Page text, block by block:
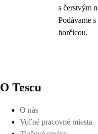
s čerstvým
Podávame
horčicou.
O Tescu
O nás
Voľné pracovné miesta